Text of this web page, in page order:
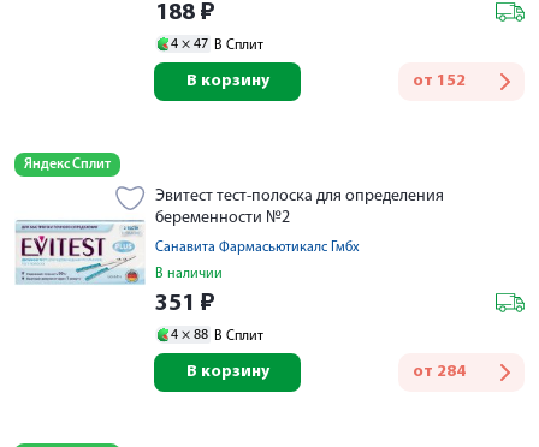
188 ₽
4 × 47 В Сплит
от 152
В корзину
Яндекс Сплит
Эвитест тест-полоска для определения
беременности №2
Санавита Фармасьютикалс Гмбх
В наличии
351 ₽
4 × 88 В Сплит
от 284
В корзину